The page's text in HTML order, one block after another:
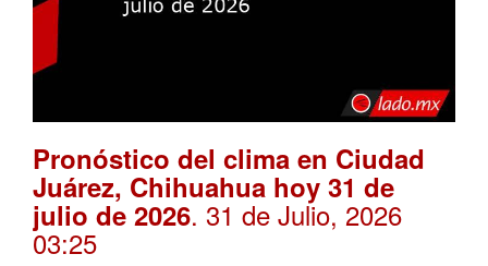
Pronóstico del clima en Ciudad
Juárez, Chihuahua hoy 31 de
julio de 2026. 31 de Julio, 2026
03:25